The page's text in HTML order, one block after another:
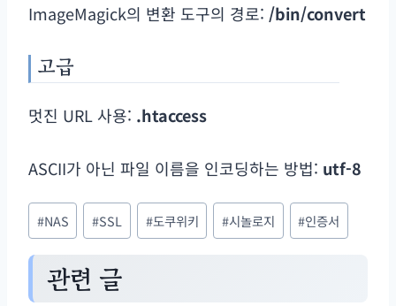
ImageMagick의 변환 도구의 경로: /bin/convert
고급
멋진 URL 사용: .htaccess
ASCII가 아닌 파일 이름을 인코딩하는 방법: utf-8
Post
Tags:
#NAS #SSL #도쿠위키 #시놀로지 #인증서
관련 글